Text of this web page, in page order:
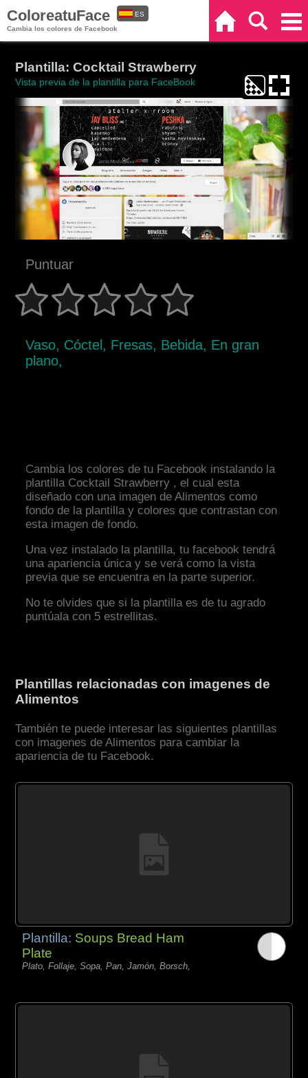
ColoreatuFace
Cambia los colores de Facebook
ES
Plantilla: Cocktail Strawberry
Vista previa de la plantilla para FaceBook
Puntuar
Vaso, Cóctel, Fresas, Bebida, En gran
plano,
Cambia los colores de tu Facebook instalando la
plantilla Cocktail Strawberry , el cual esta
diseñado con una imagen de Alimentos como
fondo de la plantilla y colores que contrastan con
esta imagen de fondo.
Una vez instalado la plantilla, tu facebook tendrá
una apariencia única y se verá como la vista
previa que se encuentra en la parte superior.
No te olvides que si la plantilla es de tu agrado
puntúala con 5 estrellitas.
Plantillas relacionadas con imagenes de
Alimentos
También te puede interesar las siguientes plantillas
con imagenes de Alimentos para cambiar la
apariencia de tu Facebook.
Plantilla: Soups Bread Ham
Plate
Plato, Follaje, Sopa, Pan, Jamón, Borsch,